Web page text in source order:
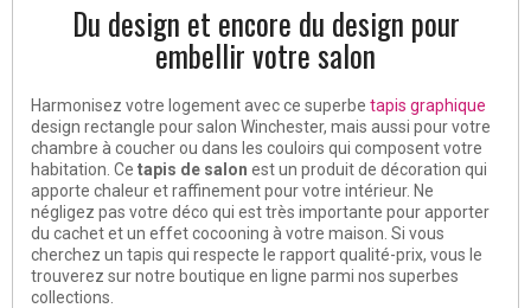
Du design et encore du design pour
embellir votre salon
Harmonisez votre logement avec ce superbe tapis graphique
design rectangle pour salon Winchester, mais aussi pour votre
chambre à coucher ou dans les couloirs qui composent votre
habitation. Ce tapis de salon est un produit de décoration qui
apporte chaleur et raffinement pour votre intérieur. Ne
négligez pas votre déco qui est très importante pour apporter
du cachet et un effet cocooning à votre maison. Si vous
cherchez un tapis qui respecte le rapport qualité-prix, vous le
trouverez sur notre boutique en ligne parmi nos superbes
collections.